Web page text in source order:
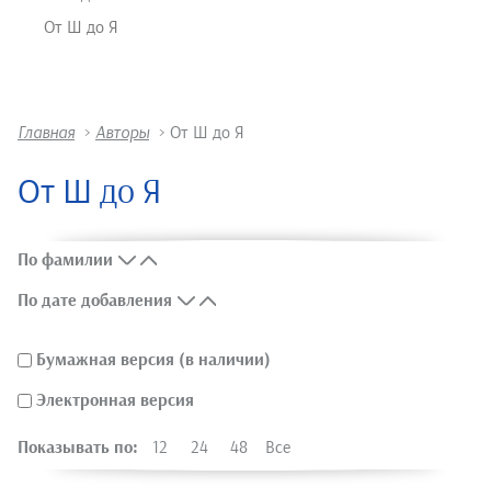
От Ш до Я
Главная > Авторы > От Ш до Я
От Ш до Я
По фамилии
По дате добавления
Бумажная версия (в наличии)
Электронная версия
Показывать по: 12 24 48 Все